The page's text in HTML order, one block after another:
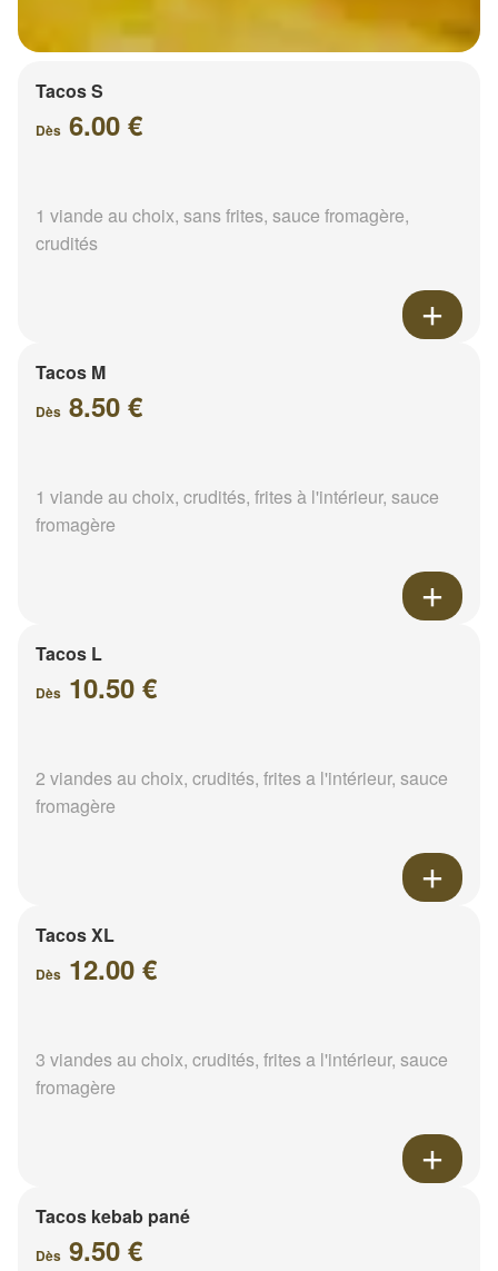
Tacos S
Dès 6.00 €
1 viande au choix, sans frites, sauce fromagère,
crudités
Tacos M
Dès 8.50 €
1 viande au choix, crudités, frites à l'intérieur, sauce
fromagère
Tacos L
Dès 10.50 €
2 viandes au choix, crudités, frites a l'intérieur, sauce
fromagère
Tacos XL
Dès 12.00 €
3 viandes au choix, crudités, frites a l'intérieur, sauce
fromagère
Tacos kebab pané
Dès 9.50 €